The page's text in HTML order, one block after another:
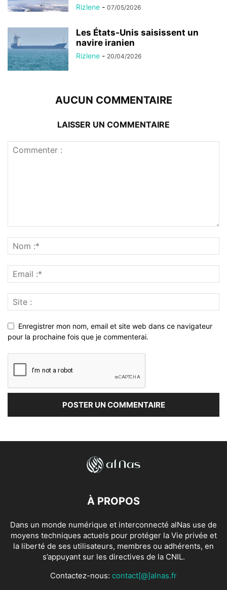
Rizlene - 07/05/2026
Les États-Unis saisissent un
navire iranien
Rizlene - 20/04/2026
AUCUN COMMENTAIRE
LAISSER UN COMMENTAIRE
Enregistrer mon nom, email et site web dans ce navigateur
pour la prochaine fois que je commenterai.
À PROPOS
Dans un monde numérique et interconnecté alNas use de
moyens techniques actuels pour protéger la Vie privée et
la liberté de ses utilisateurs, membres ou adhérents, en
s’appuyant sur les directives de la CNIL.
Contactez-nous: contact[@]alnas.fr